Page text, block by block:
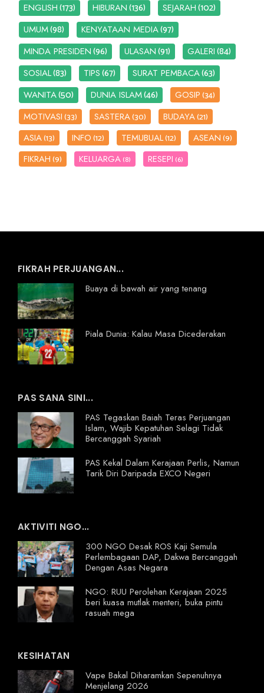
ENGLISH(173) HIBURAN(136) SEJARAH(102)
UMUM(98) KENYATAAN MEDIA(97)
MINDA PRESIDEN(96) ULASAN(91) GALERI(84)
SOSIAL(83) TIPS(67) SURAT PEMBACA(63)
WANITA(50) DUNIA ISLAM(46) GOSIP(34)
MOTIVASI(33) SASTERA(30) BUDAYA(21)
ASIA(13) INFO(12) TEMUBUAL(12) ASEAN(9)
FIKRAH(9) KELUARGA (8) RESEPI (6)
FIKRAH PERJUANGAN...
Buaya di bawah air yang tenang
Piala Dunia: Kalau Masa Dicederakan
PAS SANA SINI...
PAS Tegaskan Baiah Teras Perjuangan
Islam, Wajib Kepatuhan Selagi Tidak
Bercanggah Syariah
PAS Kekal Dalam Kerajaan Perlis, Namun
Tarik Diri Daripada EXCO Negeri
AKTIVITI NGO...
300 NGO Desak ROS Kaji Semula
Perlembagaan DAP, Dakwa Bercanggah
Dengan Asas Negara
NGO: RUU Perolehan Kerajaan 2025
beri kuasa mutlak menteri, buka pintu
rasuah mega
KESIHATAN
Vape Bakal Diharamkan Sepenuhnya
Menjelang 2026